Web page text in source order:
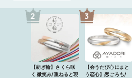
2
【紡ぎ輪】さくら咲
く 微笑み/重ねると現
3
【会うたび心にまと
う恋心】恋ごろも/